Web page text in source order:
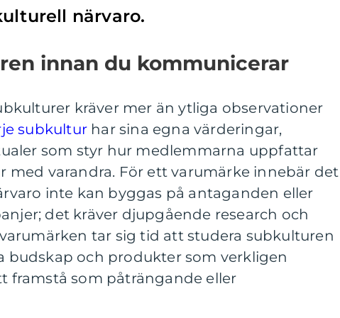
närvaro.
innan du kommunicerar
kräver mer än ytliga observationer
subkultur har sina egna värderingar,
som styr hur medlemmarna uppfattar
med varandra. För ett varumärke innebär det
inte kan byggas på antaganden eller
det kräver djupgående research och
tar sig tid att studera subkulturen
budskap och produkter som verkligen
framstå som påträngande eller